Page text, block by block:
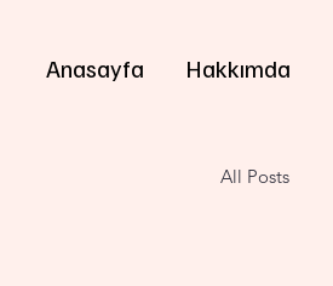
Anasayfa Hakkımda
All Posts